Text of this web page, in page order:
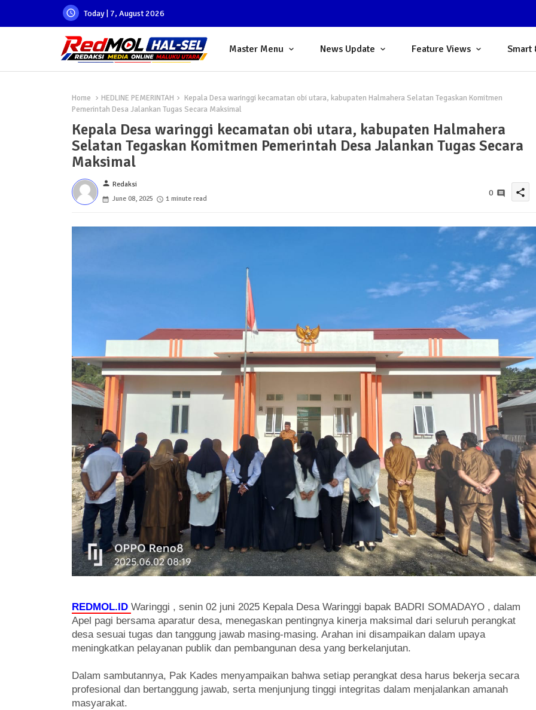
Today | 7, August 2026
Master Menu News Update Feature Views Smart
Home HEDLINE PEMERINTAH
Kepala Desa waringgi kecamatan obi utara, kabupaten Halmahera Selatan Tegaskan Komitmen
Pemerintah Desa Jalankan Tugas Secara Maksimal
Kepala Desa waringgi kecamatan obi utara, kabupaten Halmahera
Selatan Tegaskan Komitmen Pemerintah Desa Jalankan Tugas Secara
Maksimal
person Redaksi
June 08, 2025
1 minute read
0 share
REDMOL.ID Waringgi , senin 02 juni 2025 Kepala Desa Waringgi bapak BADRI SOMADAYO , dalam
Apel pagi bersama aparatur desa, menegaskan pentingnya kinerja maksimal dari seluruh perangkat
desa sesuai tugas dan tanggung jawab masing-masing. Arahan ini disampaikan dalam upaya
meningkatkan pelayanan publik dan pembangunan desa yang berkelanjutan.
Dalam sambutannya, Pak Kades menyampaikan bahwa setiap perangkat desa harus bekerja secara
profesional dan bertanggung jawab, serta menjunjung tinggi integritas dalam menjalankan amanah
masyarakat.